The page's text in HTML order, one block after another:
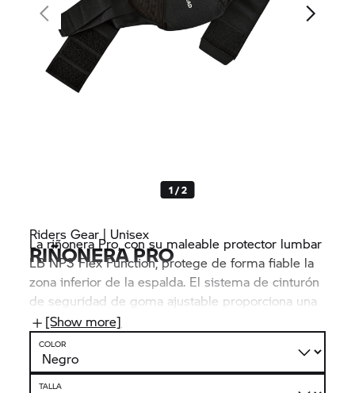
1 / 2
Riders Gear | Unisex
RIÑONERA PRO
La riñonera Pro, con su maleable protector lumbar
LB NP3 Flex Function, protege de forma fiable la
zona inferior de la espalda. El sistema de cinturón
de seguridad de goma ajustable proporciona una
excelente función protectora. Junto con la
regulación continua de la anchura, la malla
distanciadora incorporada que rodea el cuerpo
promete un nivel de confort ideal.
[Show more]
COLOR
TALLA